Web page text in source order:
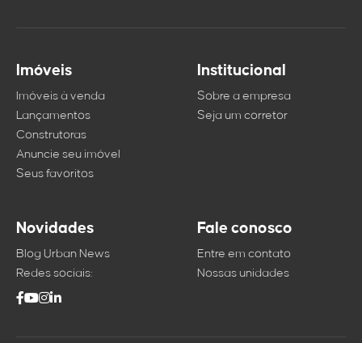
Imóveis
Imóveis à venda
Lançamentos
Construtoras
Anuncie seu imóvel
Seus favoritos
Institucional
Sobre a empresa
Seja um corretor
Novidades
Blog Urban News
Redes sociais:
Fale conosco
Entre em contato
Nossas unidades